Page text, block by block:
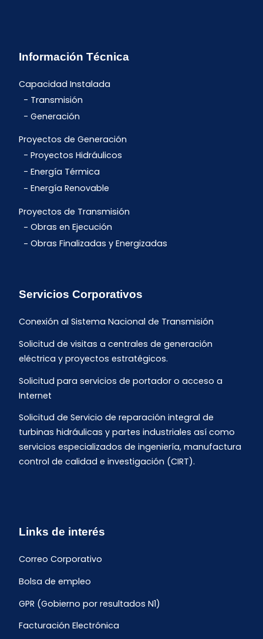
Información Técnica
Capacidad Instalada
Transmisión
Generación
Proyectos de Generación
Proyectos Hidráulicos
Energía Térmica
Energía Renovable
Proyectos de Transmisión
Obras en Ejecución
Obras Finalizadas y Energizadas
Servicios Corporativos
Conexión al Sistema Nacional de Transmisión
Solicitud de visitas a centrales de generación
eléctrica y proyectos estratégicos.
Solicitud para servicios de portador o acceso a
Internet
Solicitud de Servicio de reparación integral de
turbinas hidráulicas y partes industriales así como
servicios especializados de ingeniería, manufactura
control de calidad e investigación (CIRT).
Links de interés
Correo Corporativo
Bolsa de empleo
GPR (Gobierno por resultados N1)
Facturación Electrónica